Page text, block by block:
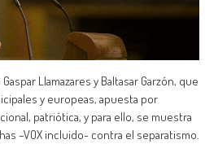
Llamazares y Baltasar Garzón, que
y europeas, apuesta por
patriótica, y para ello, se muestra
–VOX incluido- contra el separatismo.